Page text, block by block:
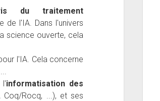
du traitement
de l'IA. Dans l'univers
science ouverte, cela
l'IA. Cela concerne
l'informatisation des
Rocq, ...), et ses